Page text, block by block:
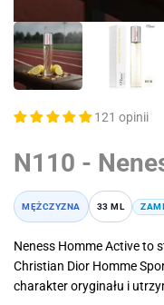
121 opinii
N110 -
MĘŻCZYZNA 33 ML
Neness Homme Active to
Christian Dior Homme
charakter oryginału i